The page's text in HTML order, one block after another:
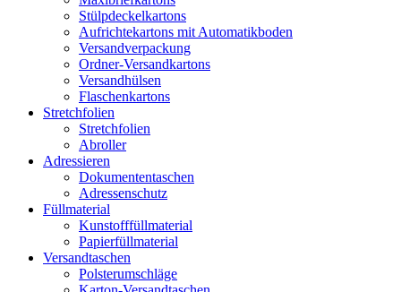
Stülpdeckelkartons
Aufrichtekartons mit Automatikboden
Versandverpackung
Ordner-Versandkartons
Versandhülsen
Flaschenkartons
Stretchfolien
Stretchfolien
Abroller
Adressieren
Dokumententaschen
Adressenschutz
Füllmaterial
Kunstofffüllmaterial
Papierfüllmaterial
Versandtaschen
Polsterumschläge